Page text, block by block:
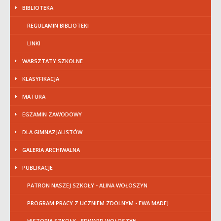
BIBLIOTEKA
REGULAMIN BIBLIOTEKI
LINKI
WARSZTATY SZKOLNE
KLASYFIKACJA
MATURA
EGZAMIN ZAWODOWY
DLA GIMNAZJALISTÓW
GALERIA ARCHIWALNA
PUBLIKACJE
PATRON NASZEJ SZKOŁY - ALINA WOŁOSZYN
PROGRAM PRACY Z UCZNIEM ZDOLNYM - EWA MADEJ